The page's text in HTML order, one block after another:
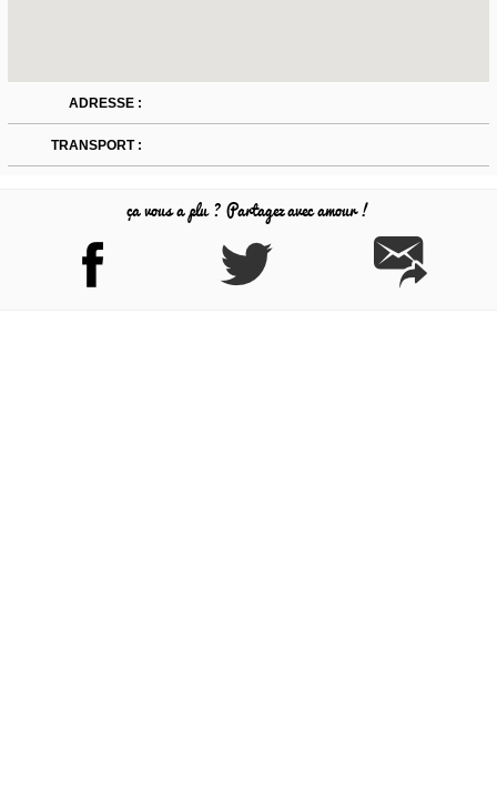
ADRESSE :
TRANSPORT :
ça vous a plu ? Partagez avec amour !